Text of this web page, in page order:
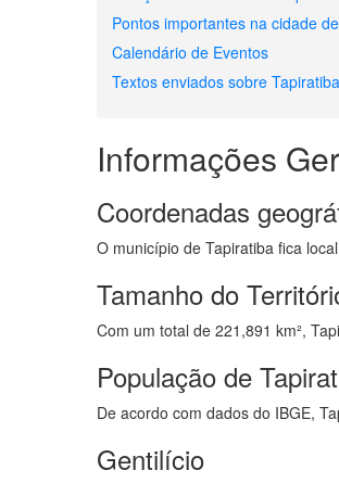
Pontos importantes na cidade
Calendário de Eventos
Textos enviados sobre Tapiratiba
Informações
Coordenadas
O município de Tapiratiba fica
Tamanho do
Com um total de 221,891 km²,
População de
De acordo com dados do IBGE,
Gentilício